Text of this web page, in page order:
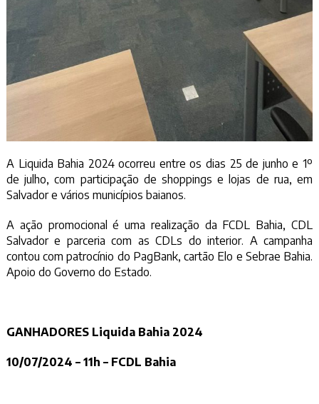
A Liquida Bahia 2024 ocorreu entre os dias 25 de junho e 1º
de julho, com participação de shoppings e lojas de rua, em
Salvador e vários municípios baianos.
A ação promocional é uma realização da FCDL Bahia, CDL
Salvador e parceria com as CDLs do interior. A campanha
contou com patrocínio do PagBank, cartão Elo e Sebrae Bahia.
Apoio do Governo do Estado.
GANHADORES Liquida Bahia 2024
10/07/2024 – 11h – FCDL Bahia